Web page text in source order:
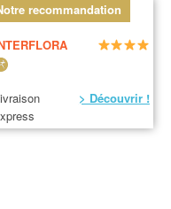
recommandation
> Découvrir !